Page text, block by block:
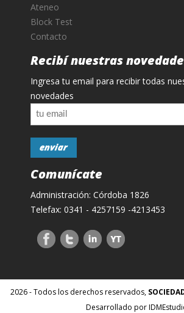
Ateneo
Block Test
Contacto
Recibí nuestras
Ingresa tu email para recibir todas
novedades
Comunícate
Administración: Córdoba 1826
Telefax: 0341 - 4257159 -4213453
2026 - Todos los derechos reservados,
Desarrollado por